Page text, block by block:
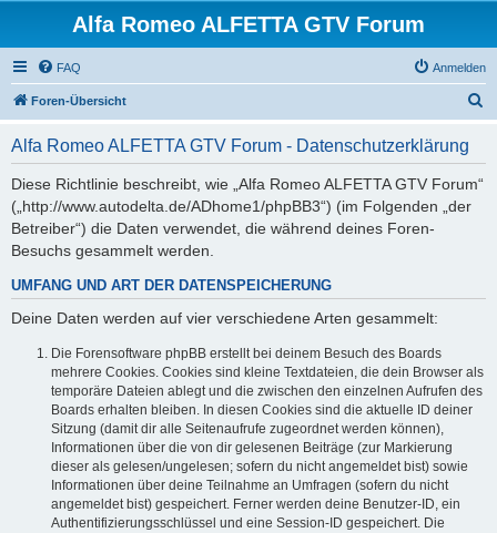
Alfa Romeo ALFETTA GTV Forum
FAQ Anmelden
Foren-Übersicht
Alfa Romeo ALFETTA GTV Forum - Datenschutzerklärung
Diese Richtlinie beschreibt, wie „Alfa Romeo ALFETTA GTV Forum“
(„http://www.autodelta.de/ADhome1/phpBB3“) (im Folgenden „der
Betreiber“) die Daten verwendet, die während deines Foren-
Besuchs gesammelt werden.
UMFANG UND ART DER DATENSPEICHERUNG
Deine Daten werden auf vier verschiedene Arten gesammelt:
Die Forensoftware phpBB erstellt bei deinem Besuch des Boards
mehrere Cookies. Cookies sind kleine Textdateien, die dein Browser als
temporäre Dateien ablegt und die zwischen den einzelnen Aufrufen des
Boards erhalten bleiben. In diesen Cookies sind die aktuelle ID deiner
Sitzung (damit dir alle Seitenaufrufe zugeordnet werden können),
Informationen über die von dir gelesenen Beiträge (zur Markierung
dieser als gelesen/ungelesen; sofern du nicht angemeldet bist) sowie
Informationen über deine Teilnahme an Umfragen (sofern du nicht
angemeldet bist) gespeichert. Ferner werden deine Benutzer-ID, ein
Authentifizierungsschlüssel und eine Session-ID gespeichert. Die